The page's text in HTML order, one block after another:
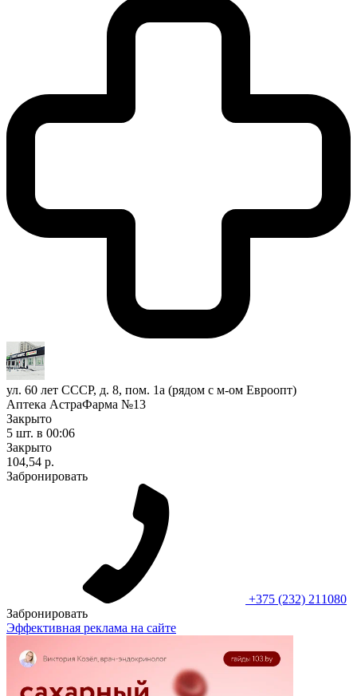
ул. 60 лет СССР, д. 8, пом. 1а (рядом с м-ом Евроопт)
Аптека АстраФарма №13
Закрыто
5 шт. в 00:06
Закрыто
104,54 р.
Забронировать
+375 (232) 211080
Забронировать
Эффективная реклама на сайте